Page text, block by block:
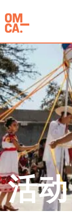
到
内
容
加州奥克兰博物馆
活动